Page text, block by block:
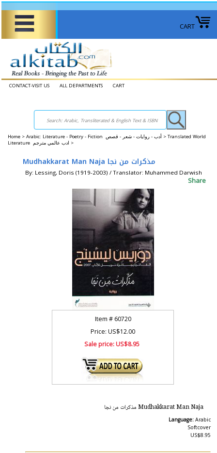
CART
CONTACT-VISIT US ALL DEPARTMENTS CART
Home > Arabic: Literature - Poetry - Fiction أدب - روايات - شعر - قصص > Translated World
Literature ادب عالمي مترجم >
Mudhakkarat Man Naja مذكرات من نجا
By: Lessing, Doris (1919-2003) / Translator: Muhammed Darwish
Share
Item # 60720
Price: US$12.00
Sale price:US$8.95
Mudhakkarat Man Naja مذكرات من نجا
Language: Arabic
Softcover
US$8.95